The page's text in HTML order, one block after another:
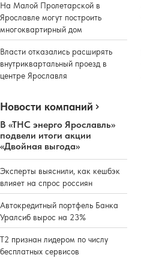
На Малой Пролетарской в
Ярославле могут построить
многоквартирный дом
Власти отказались расширять
внутриквартальный проезд в
центре Ярославля
Новости компаний
В «ТНС энерго Ярославль»
подвели итоги акции
«Двойная выгода»
Эксперты выяснили, как кешбэк
влияет на спрос россиян
Автокредитный портфель Банка
Уралсиб вырос на 23%
Т2 признан лидером по числу
бесплатных сервисов